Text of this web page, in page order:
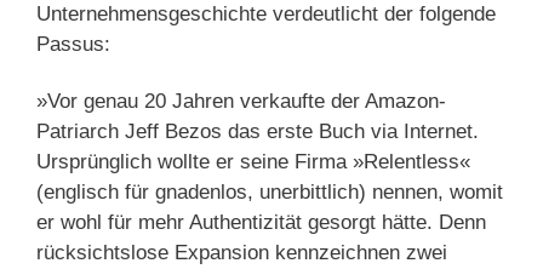
Unternehmensgeschichte verdeutlicht der folgende
Passus:
»Vor genau 20 Jahren verkaufte der Amazon-
Patriarch Jeff Bezos das erste Buch via Internet.
Ursprünglich wollte er seine Firma »Relentless«
(englisch für gnadenlos, unerbittlich) nennen, womit
er wohl für mehr Authentizität gesorgt hätte. Denn
rücksichtslose Expansion kennzeichnen zwei